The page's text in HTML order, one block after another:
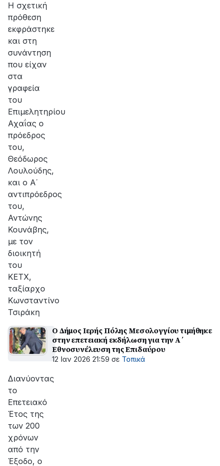
H σχετική
πρόθεση
εκφράστηκε
και στη
συνάντηση
που είχαν
στα
γραφεία
του
Επιμελητηρίου
Αχαΐας ο
πρόεδρος
του,
Θεόδωρος
Λουλούδης,
και ο Α΄
αντιπρόεδρος
του,
Αντώνης
Κουνάβης,
με τον
διοικητή
του
ΚΕΤΧ,
ταξίαρχο
Κωνσταντίνο
Τσιράκη
Ο Δήμος Ιερής Πόλης Μεσολογγίου τιμήθηκε
στην επετειακή εκδήλωση για την Α΄
Εθνοσυνέλευση της Επιδαύρου
12 Ιαν 2026 21:59 σε Τοπικά
Διανύοντας
το
Επετειακό
Έτος της
των 200
χρόνων
από την
Έξοδο, ο